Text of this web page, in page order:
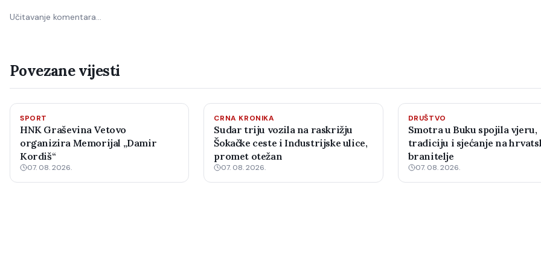
Učitavanje komentara…
Povezane vijesti
SPORT
HNK Graševina Vetovo
organizira Memorijal „Damir
Kordiš“
07. 08. 2026.
CRNA KRONIKA
Sudar triju vozila na raskrižju
Šokačke ceste i Industrijske ulice,
promet otežan
07. 08. 2026.
DRUŠTVO
Smotra u Buku spojila vjeru,
tradiciju i sjećanje na
branitelje
07. 08. 2026.